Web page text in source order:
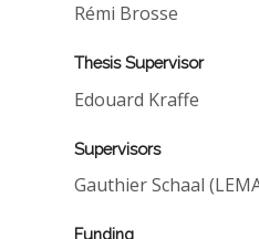
Rémi Brosse
Thesis Supervisor
Edouard Kraffe
Supervisors
Gauthier Schaal
Funding